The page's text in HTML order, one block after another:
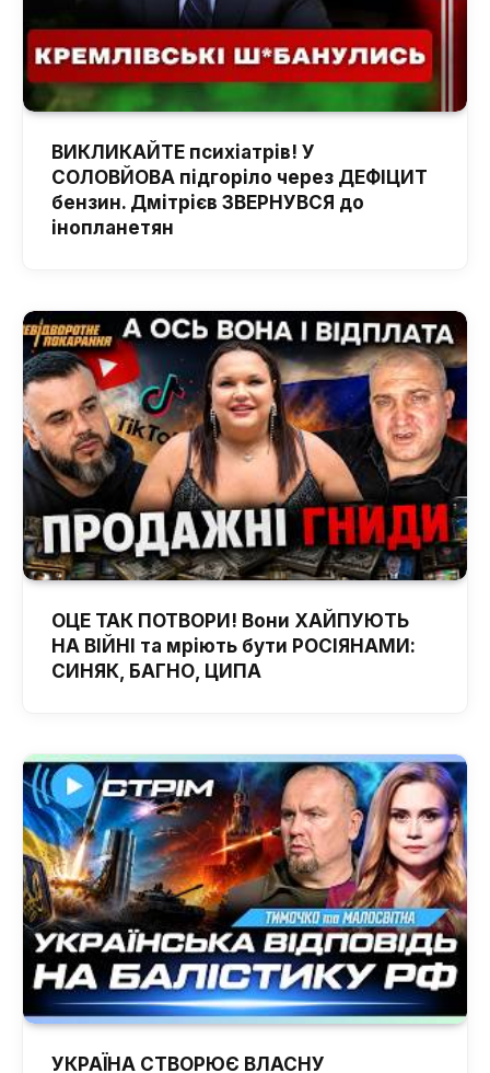
ВИКЛИКАЙТЕ психіатрів! У
СОЛОВЙОВА підгоріло через ДЕФІЦИТ
бензин. Дмітрієв ЗВЕРНУВСЯ до
інопланетян
ОЦЕ ТАК ПОТВОРИ! Вони ХАЙПУЮТЬ
НА ВІЙНІ та мріють бути РОСІЯНАМИ:
СИНЯК, БАГНО, ЦИПА
УКРАЇНА СТВОРЮЄ ВЛАСНУ